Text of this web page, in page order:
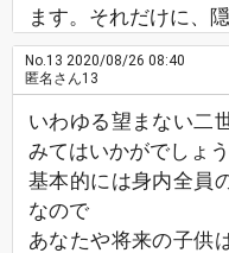
ます。それだけに、
No.13 2020/08/26 08:40
匿名さん13
いわゆる望まない二
みてはいかがでしょ
基本的には身内全員
なので
あなたや将来の子供